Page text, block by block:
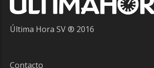
Última Hora SV ® 2016
Contacto